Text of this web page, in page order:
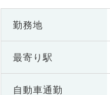
勤務地
最寄り駅
自動車通勤